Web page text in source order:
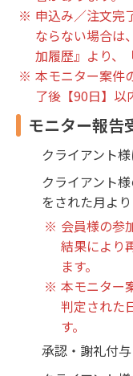
申込み／注文完
ならない場合は
加履歴』より、
本モニター案件
了後【90日】以
モニター報告
クライアント
クライアント
をされた月よ
会員様の参
結果により
ます。
本モニター
判定された
す。
承認・謝礼付与